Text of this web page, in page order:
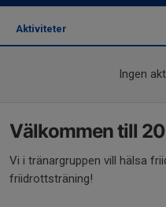
Aktiviteter
Ingen
Välkommen till
Vi i tränargruppen vill hälsa
friidrottsträning!